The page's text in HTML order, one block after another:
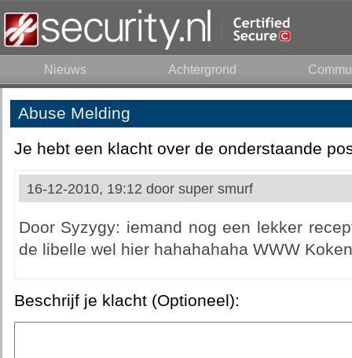
Nieuws Achtergrond
Abuse Melding
Je hebt een klacht over de onderstaande
16-12-2010, 19:12 door super smurf
Door Syzygy: iemand nog een lekker
de libelle wel hier hahahahaha WWW
Beschrijf je klacht (Optioneel):